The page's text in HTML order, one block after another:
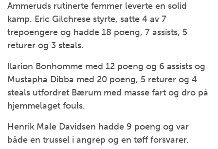
Ammeruds rutinerte femmer leverte en solid
kamp. Eric Gilchrese styrte, satte 4 av 7
trepoengere og hadde 18 poeng, 7 assists, 5
returer og 3 steals.
Ilarion Bonhomme med 12 poeng og 6 assists og
Mustapha Dibba med 20 poeng, 5 returer og 4
steals utfordret Bærum med masse fart og dro på
hjemmelaget fouls.
Henrik Male Davidsen hadde 9 poeng og var
både en trussel i angrep og en tøff forsvarer.